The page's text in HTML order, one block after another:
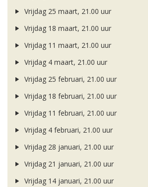
Vrijdag 25 maart, 21.00 uur
Vrijdag 18 maart, 21.00 uur
Vrijdag 11 maart, 21.00 uur
Vrijdag 4 maart, 21.00 uur
Vrijdag 25 februari, 21.00 uur
Vrijdag 18 februari, 21.00 uur
Vrijdag 11 februari, 21.00 uur
Vrijdag 4 februari, 21.00 uur
Vrijdag 28 januari, 21.00 uur
Vrijdag 21 januari, 21.00 uur
Vrijdag 14 januari, 21.00 uur